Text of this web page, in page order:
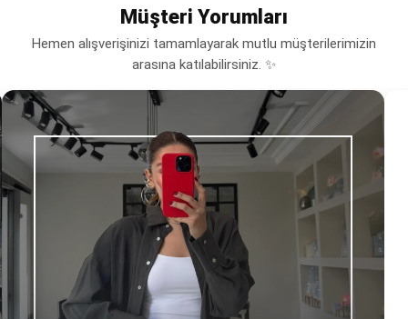
Müşteri Yorumları
Hemen alışverişinizi tamamlayarak mutlu müşterilerimizin
arasına katılabilirsiniz. ✨